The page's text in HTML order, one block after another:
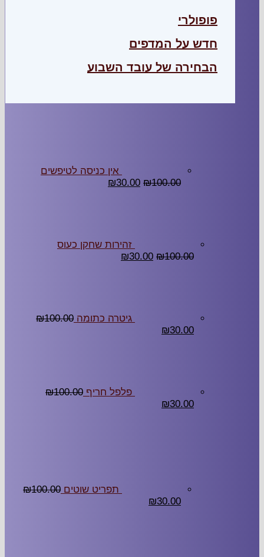
פופולרי
חדש על המדפים
הבחירה של עובד השבוע
אין כניסה לטיפשים
₪100.00
₪30.00
זהירות שחקן כעוס
₪100.00
₪30.00
גיטרה כתומה ₪100.00
₪30.00
פלפל חריף ₪100.00
₪30.00
תפריט שוטים ₪100.00
₪30.00